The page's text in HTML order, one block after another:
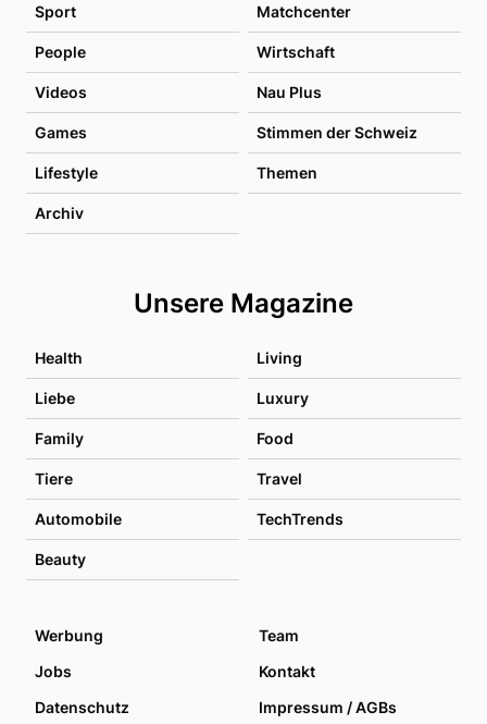
Sport Matchcenter
People Wirtschaft
Videos Nau Plus
Games Stimmen der Schweiz
Lifestyle Themen
Archiv
Unsere Magazine
Health Living
Liebe Luxury
Family Food
Tiere Travel
Automobile TechTrends
Beauty
Werbung
Team
Jobs
Kontakt
Datenschutz
Impressum / AGBs